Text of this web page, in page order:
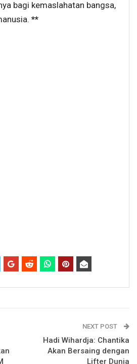
bagi kemaslahatan bangsa,
**
NEXT POST
Hadi Wihardja: Chantika
Akan Bersaing dengan
Lifter Dunia